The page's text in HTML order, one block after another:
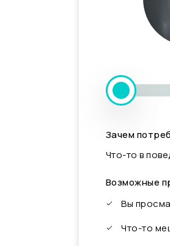
Зачем
Что-то в
Возможные
Вы
Что-то